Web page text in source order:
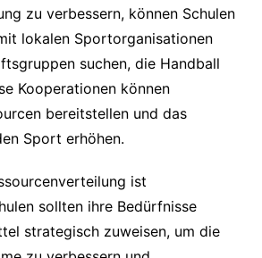
zu verbessern, können Schulen
lokalen Sportorganisationen
suchen, die Handball
Kooperationen können
bereitstellen und das
Sport erhöhen.
ist
sollten ihre Bedürfnisse
strategisch zuweisen, um die